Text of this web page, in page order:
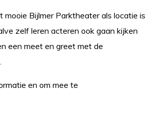
mooie Bijlmer Parktheater als locatie is
zelf leren acteren ook gaan kijken
een meet en greet met de
en om mee te